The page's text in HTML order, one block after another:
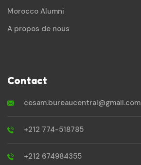
Morocco Alumni
A propos de nous
Contact
cesam.bureaucentral@gmail.com
+212 774-518785
+212 674984355